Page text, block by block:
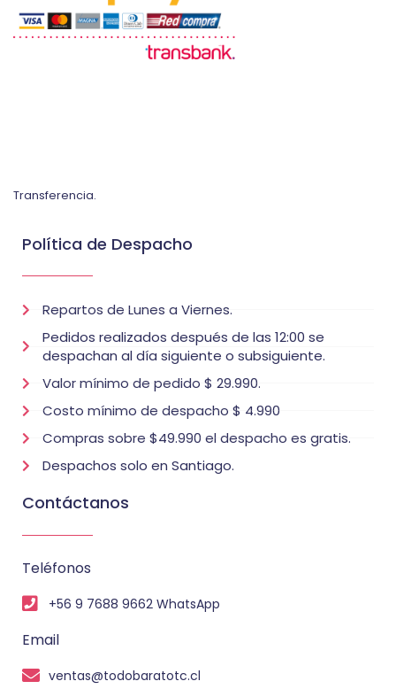
Transferencia.
Política de Despacho
Repartos de Lunes a Viernes.
Pedidos realizados después de las 12:00 se
despachan al día siguiente o subsiguiente.
Valor mínimo de pedido $ 29.990.
Costo mínimo de despacho $ 4.990
Compras sobre $49.990 el despacho es gratis.
Despachos solo en Santiago.
Contáctanos
Teléfonos
+56 9 7688 9662 WhatsApp
Email
ventas@todobaratotc.cl